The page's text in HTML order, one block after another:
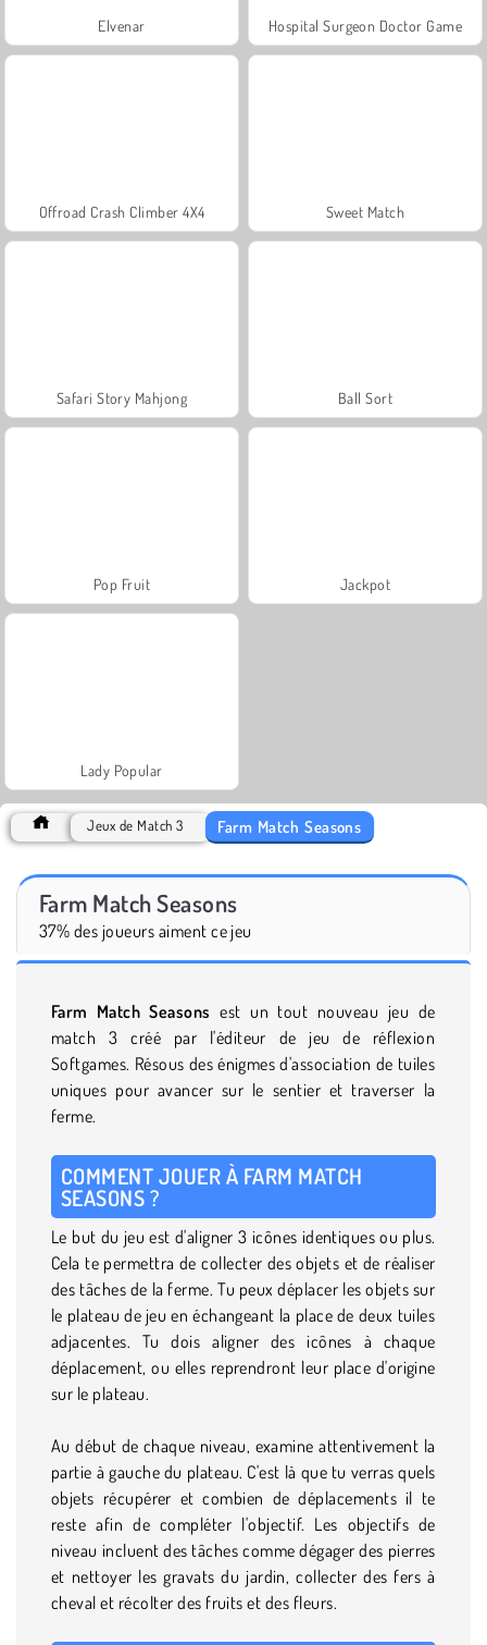
Elvenar Hospital Surgeon Doctor Game
Offroad Crash Climber 4X4 Sweet Match
Safari Story Mahjong Ball Sort
Pop Fruit Jackpot
Lady Popular
Jeux de Match 3 Farm Match Seasons
Farm Match Seasons
37% des joueurs aiment ce jeu
Farm Match Seasons est un tout nouveau jeu de
match 3 créé par l'éditeur de jeu de réflexion
Softgames. Résous des énigmes d'association de tuiles
uniques pour avancer sur le sentier et traverser la
ferme.
COMMENT JOUER À FARM MATCH
SEASONS ?
Le but du jeu est d'aligner 3 icônes identiques ou plus.
Cela te permettra de collecter des objets et de réaliser
des tâches de la ferme. Tu peux déplacer les objets sur
le plateau de jeu en échangeant la place de deux tuiles
adjacentes. Tu dois aligner des icônes à chaque
déplacement, ou elles reprendront leur place d'origine
sur le plateau.
Au début de chaque niveau, examine attentivement la
partie à gauche du plateau. C'est là que tu verras quels
objets récupérer et combien de déplacements il te
reste afin de compléter l'objectif. Les objectifs de
niveau incluent des tâches comme dégager des pierres
et nettoyer les gravats du jardin, collecter des fers à
cheval et récolter des fruits et des fleurs.